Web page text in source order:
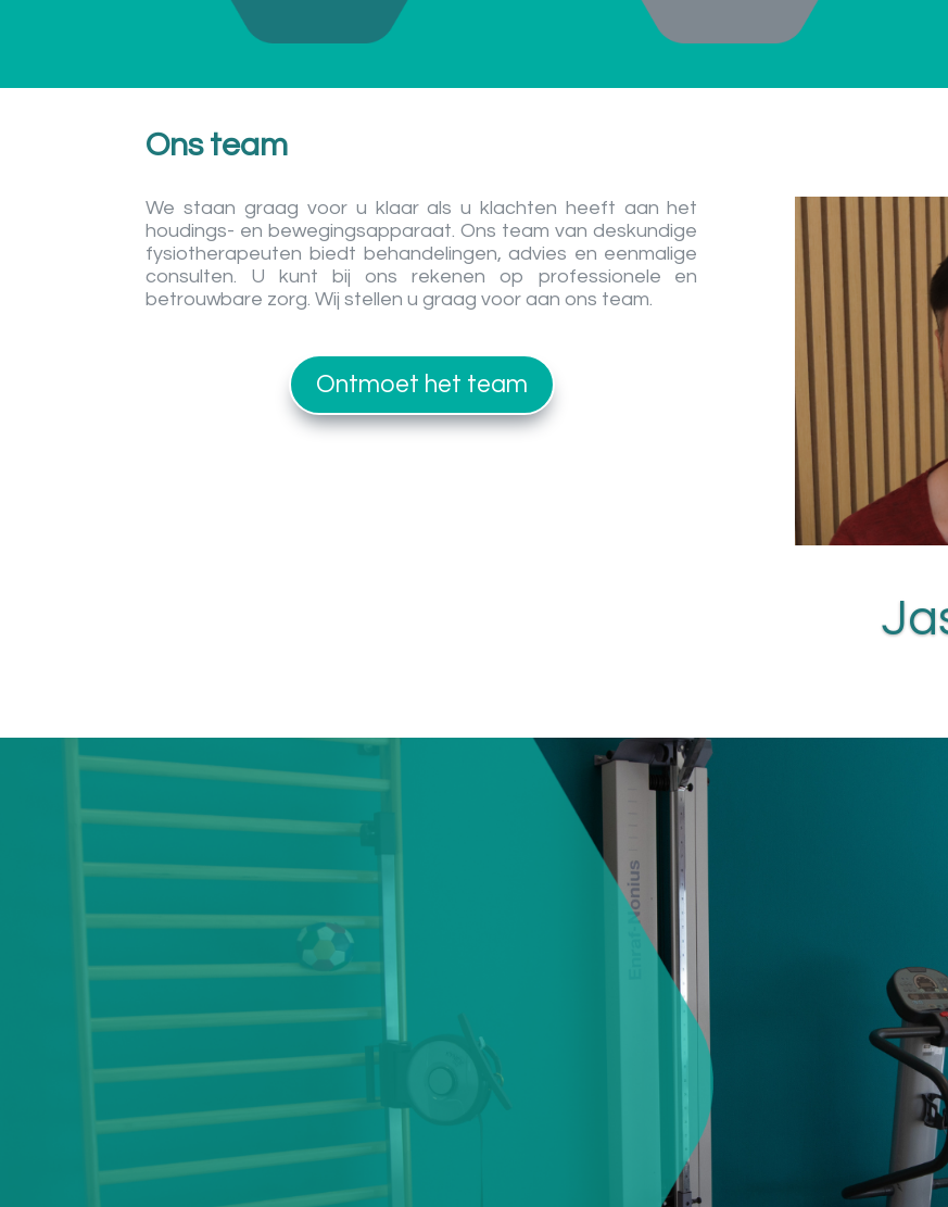
Ons team
We staan graag voor u klaar als u klachten heeft aan het
houdings- en bewegingsapparaat. Ons team van deskundige
fysiotherapeuten biedt behandelingen, advies en eenmalige
consulten. U kunt bij ons rekenen op professionele en
betrouwbare zorg. Wij stellen u graag voor aan ons team.
Ontmoet het team